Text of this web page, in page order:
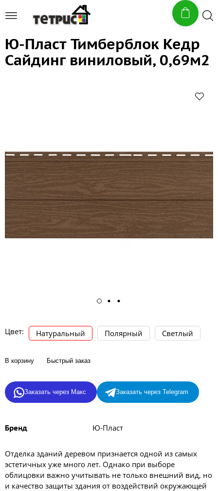
Ю-Пласт Тимберблок Кедр
Сайдинг виниловый, 0,69м2
Цвет: Натуральный Полярный Светлый
В корзину Быстрый заказ
Заказать через Макс Заказать через Telegram
Бренд Ю-Пласт
Отделка зданий деревом признается одной из самых
эстетичных уже много лет. Однако при выборе
облицовки важно учитывать не только внешний вид, но
и качество защиты здания от воздействий окружающей